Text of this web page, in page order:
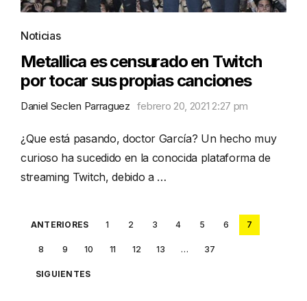
Noticias
Metallica es censurado en Twitch
por tocar sus propias canciones
Daniel Seclen Parraguez febrero 20, 2021 2:27 pm
¿Que está pasando, doctor García? Un hecho muy
curioso ha sucedido en la conocida plataforma de
streaming Twitch, debido a …
Posts
pagination
ANTERIORES 1 2 3 4 5 6 7
8 9 10 11 12 13 … 37
SIGUIENTES